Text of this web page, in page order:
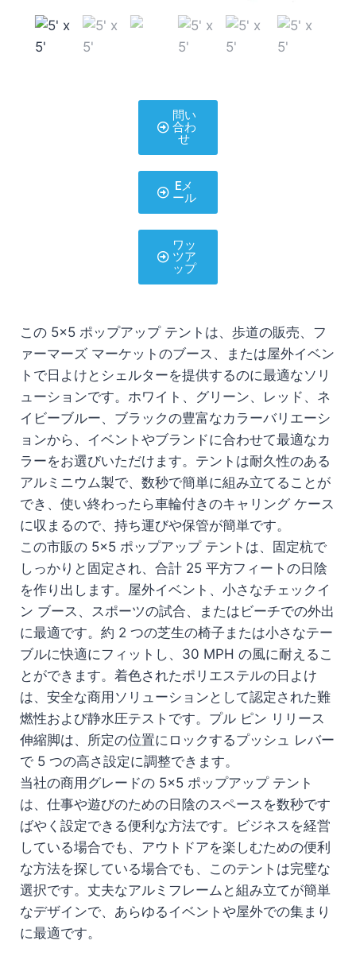
問い
合わ
せ
Eメ
ール
ワッ
ツア
ップ
この 5×5 ポップアップ テントは、歩道の販売、フ
ァーマーズ マーケットのブース、または屋外イベン
トで日よけとシェルターを提供するのに最適なソリ
ューションです。ホワイト、グリーン、レッド、ネ
イビーブルー、ブラックの豊富なカラーバリエーシ
ョンから、イベントやブランドに合わせて最適なカ
ラーをお選びいただけます。テントは耐久性のある
アルミニウム製で、数秒で簡単に組み立てることが
でき、使い終わったら車輪付きのキャリング ケース
に収まるので、持ち運びや保管が簡単です。
この市販の 5×5 ポップアップ テントは、固定杭で
しっかりと固定され、合計 25 平方フィートの日陰
を作り出します。屋外イベント、小さなチェックイ
ン ブース、スポーツの試合、またはビーチでの外出
に最適です。約 2 つの芝生の椅子または小さなテー
ブルに快適にフィットし、30 MPH の風に耐えるこ
とができます。着色されたポリエステルの日よけ
は、安全な商用ソリューションとして認定された難
燃性および静水圧テストです。プル ピン リリース
伸縮脚は、所定の位置にロックするプッシュ レバー
で 5 つの高さ設定に調整できます。
当社の商用グレードの 5×5 ポップアップ テント
は、仕事や遊びのための日陰のスペースを数秒です
ばやく設定できる便利な方法です。ビジネスを経営
している場合でも、アウトドアを楽しむための便利
な方法を探している場合でも、このテントは完璧な
選択です。丈夫なアルミフレームと組み立てが簡単
なデザインで、あらゆるイベントや屋外での集まり
に最適です。